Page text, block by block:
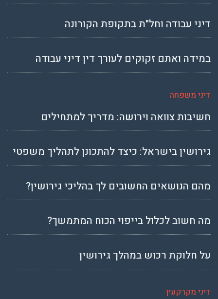
דיני עבודה וחל"ת בתקופת הקורונה
במידה ואתם זקוקים לעורך דין דיני עבודה
דיני משפחה
חשיבות צוואה וירושה: מדריך למתחילים
גירושין בישראל: כיצד להתכונן לתהליך משפטי
מהם הנושאים החשובים לך בהליכי גירושין?
מה חשוב לכלול בייפוי הכוח המתמשך?
על חלוקת רכוש במהלך גירושין
דיני מקרקעין